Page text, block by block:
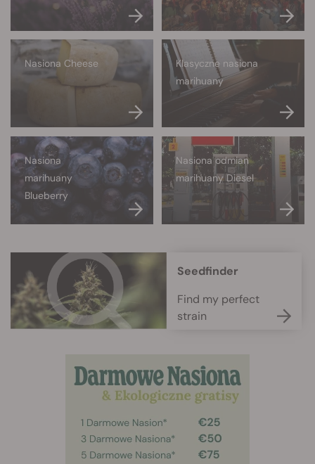
Nasiona Cheese
Klasyczne nasiona
marihuany
Nasiona
marihuany
Blueberry
Nasiona odmian
marihuany Diesel
Seedfinder
Find my perfect
strain